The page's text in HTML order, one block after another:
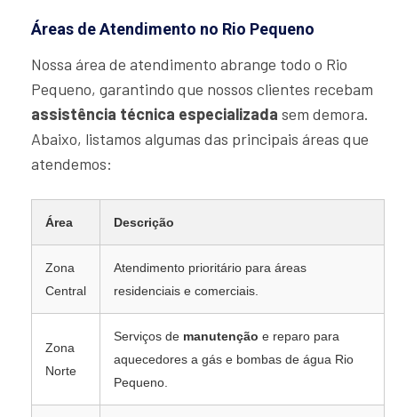
Áreas de Atendimento no Rio Pequeno
Nossa área de atendimento abrange todo o Rio
Pequeno, garantindo que nossos clientes recebam
assistência técnica especializada sem demora.
Abaixo, listamos algumas das principais áreas que
atendemos:
Área Descrição
Zona
Central
Atendimento prioritário para áreas
residenciais e comerciais.
Zona
Norte
Serviços de manutenção e reparo para
aquecedores a gás e bombas de água Rio
Pequeno.